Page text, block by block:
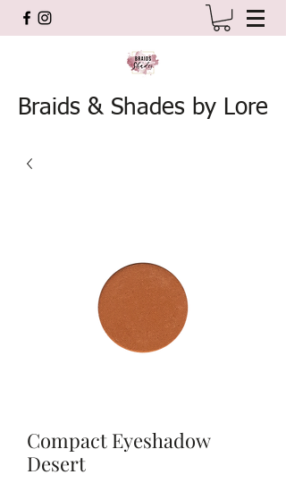
Braids & Shades by Lore
Compact Eyeshadow
Desert